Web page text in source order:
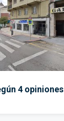
4 opiniones